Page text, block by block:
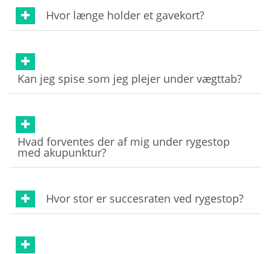
Hvor længe holder et gavekort?
Kan jeg spise som jeg plejer under vægttab?
Hvad forventes der af mig under rygestop
med akupunktur?
Hvor stor er succesraten ved rygestop?